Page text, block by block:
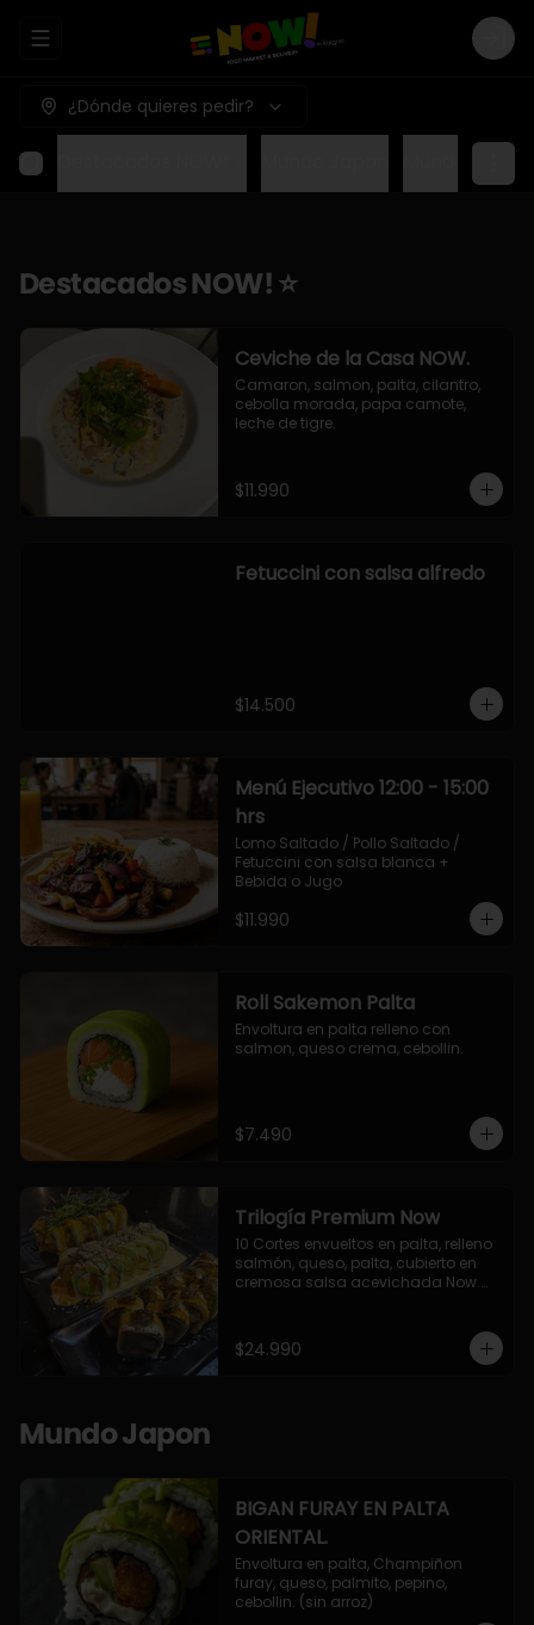
Abrir menu de navegación Login
¿Dónde quieres pedir?
Destacados NOW! ⭐
Ceviche de la Casa NOW.
Camaron, salmon, palta, cilantro,
cebolla morada, papa camote,
leche de tigre.
$11.990
Fetuccini con salsa alfredo
$14.500
Menú Ejecutivo 12:00 - 15:00
hrs
Lomo Saltado / Pollo Saltado /
Fetuccini con salsa blanca +
Bebida o Jugo
$11.990
Roll Sakemon Palta
Envoltura en palta relleno con
salmon, queso crema, cebollin.
$7.490
Trilogía Premium Now
10 Cortes envueltos en palta, relleno
salmón, queso, palta, cubierto en
cremosa salsa acevichada Now.
palta, cubierto con topping de
chimichurri de la casa flambeado.
$24.990
Mundo Japon
BIGAN FURAY EN PALTA
ORIENTAL.
Envoltura en palta, Champiñon
furay, queso, palmito, pepino,
cebollin. (sin arroz)